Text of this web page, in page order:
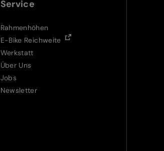
Service
Rahmenhöhen
E-Bike Reichweite
Werkstatt
Über Uns
Jobs
Newsletter